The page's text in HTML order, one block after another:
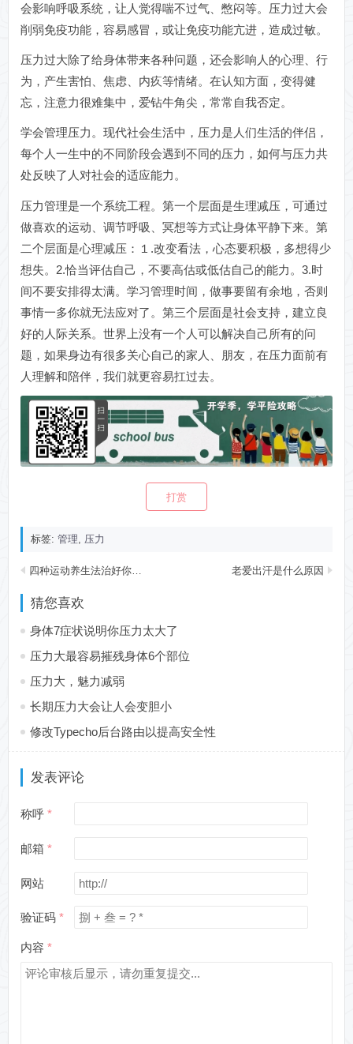
会影响呼吸系统，让人觉得喘不过气、憋闷等。压力过大会
削弱免疫功能，容易感冒，或让免疫功能亢进，造成过敏。
压力过大除了给身体带来各种问题，还会影响人的心理、行
为，产生害怕、焦虑、内疚等情绪。在认知方面，变得健
忘，注意力很难集中，爱钻牛角尖，常常自我否定。
学会管理压力。现代社会生活中，压力是人们生活的伴侣，
每个人一生中的不同阶段会遇到不同的压力，如何与压力共
处反映了人对社会的适应能力。
压力管理是一个系统工程。第一个层面是生理减压，可通过
做喜欢的运动、调节呼吸、冥想等方式让身体平静下来。第
二个层面是心理减压：１.改变看法，心态要积极，多想得少
想失。2.恰当评估自己，不要高估或低估自己的能力。3.时
间不要安排得太满。学习管理时间，做事要留有余地，否则
事情一多你就无法应对了。第三个层面是社会支持，建立良
好的人际关系。世界上没有一个人可以解决自己所有的问
题，如果身边有很多关心自己的家人、朋友，在压力面前有
人理解和陪伴，我们就更容易扛过去。
打赏
标签:管理, 压力
四种运动养生法治好你的颈椎病 老爱出汗是什么原因
猜您喜欢
身体7症状说明你压力太大了
压力大最容易摧残身体6个部位
压力大，魅力减弱
长期压力大会让人会变胆小
修改Typecho后台路由以提高安全性
发表评论
称呼
邮箱
网站
验证码
内容